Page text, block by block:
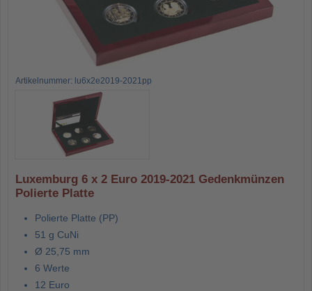
Artikelnummer: lu6x2e2019-2021pp
Luxemburg 6 x 2 Euro 2019-2021 Gedenkmünzen
Polierte Platte
Polierte Platte (PP)
51 g CuNi
Ø 25,75 mm
6 Werte
12 Euro